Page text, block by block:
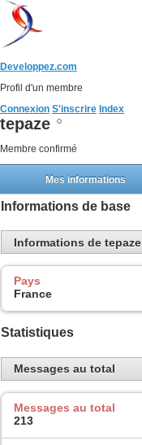
Developpez.com
Profil d'un membre
Connexion S'inscrire Index
tepaze
Membre confirmé
Mes informations
Informations de base
Informations de tepaze
Pays
France
Statistiques
Messages au total
Messages au total
213